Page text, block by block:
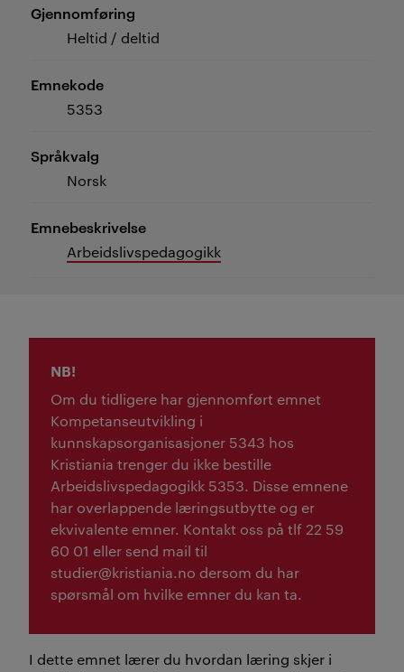
Gjennomføring
Heltid / deltid
Emnekode
5353
Språkvalg
Norsk
Emnebeskrivelse
Arbeidslivspedagogikk
NB!
Om du tidligere har gjennomført emnet
Kompetanseutvikling i
kunnskapsorganisasjoner 5343 hos
Kristiania trenger du ikke bestille
Arbeidslivspedagogikk 5353. Disse emnene
har overlappende læringsutbytte og er
ekvivalente emner. Kontakt oss på tlf 22 59
60 01 eller send mail til
studier@kristiania.no dersom du har
spørsmål om hvilke emner du kan ta.
I dette emnet lærer du hvordan læring skjer i